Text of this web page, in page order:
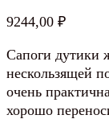
9244,00 ₽
Сапоги дутики
нескользящей
очень
хорошо